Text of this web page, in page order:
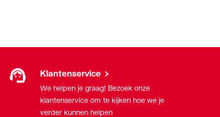
Klantenservice
We helpen je graag! Bezoek onze
klantenservice om te kijken hoe we je
verder kunnen helpen